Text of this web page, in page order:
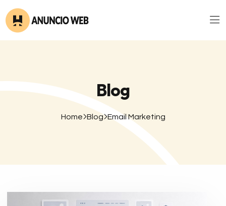
Blog
Home Blog Email Marketing